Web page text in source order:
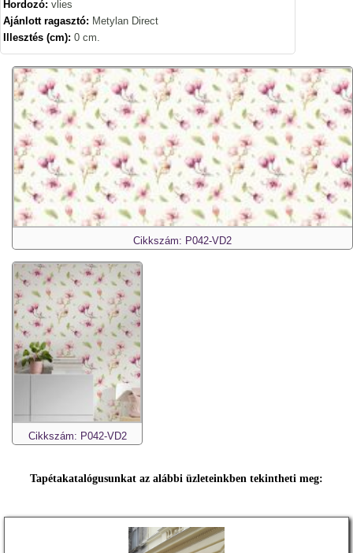
Hordozó: vlies
Ajánlott ragasztó: Metylan Direct
Illesztés (cm): 0 cm.
Cikkszám: P042-VD2
Cikkszám: P042-VD2
Tapétakatalógusunkat az alábbi üzleteinkben tekintheti meg: